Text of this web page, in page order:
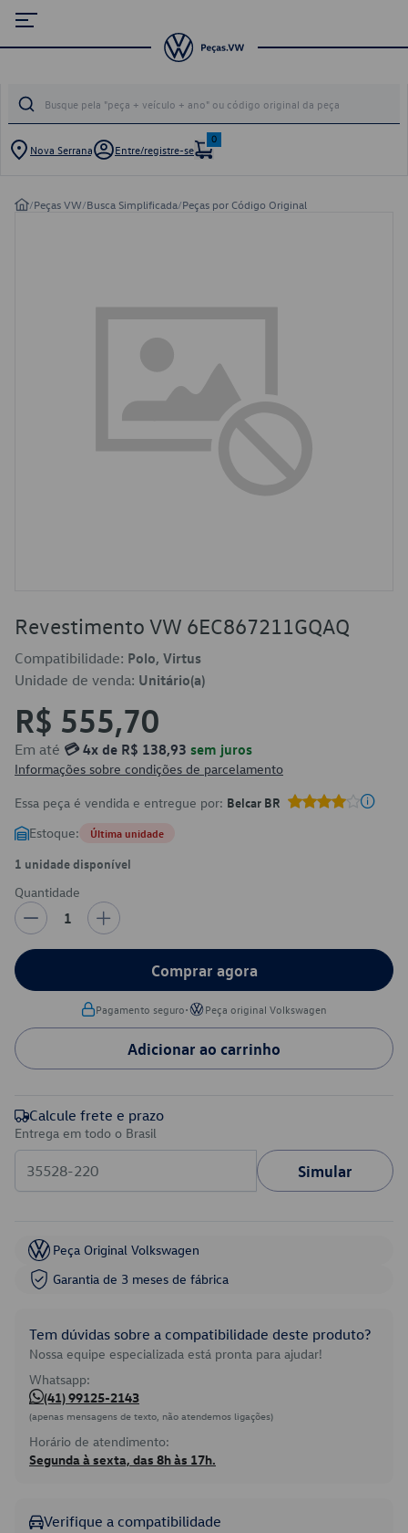
Nova Serrana Entre/registre-se
0
/Peças VW/Busca Simplificada/Peças por Código Original
Revestimento VW 6EC867211GQAQ
Compatibilidade: Polo, Virtus
Unidade de venda: Unitário(a)
R$ 555,70
Em até 💳 4x de R$ 138,93 sem juros
Informações sobre condições de parcelamento
Essa peça é vendida e entregue por: Belcar BR
Estoque: Última unidade
1 unidade disponível
Quantidade
1
Comprar agora
Pagamento seguro• Peça original Volkswagen
Adicionar ao carrinho
Calcule frete e prazo
Entrega em todo o Brasil
Simular
Peça Original Volkswagen
Garantia de 3 meses de fábrica
Tem dúvidas sobre a compatibilidade deste produto?
Nossa equipe especializada está pronta para ajudar!
Whatsapp:
(41) 99125-2143
(apenas mensagens de texto, não atendemos ligações)
Horário de atendimento:
Segunda à sexta, das 8h às 17h.
Verifique a compatibilidade